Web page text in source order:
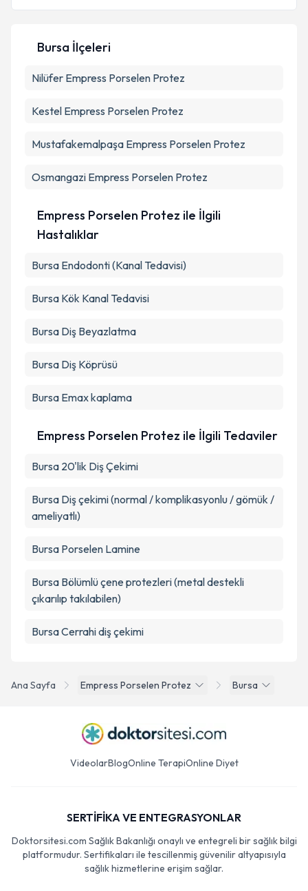
Metni'ni okudum ve kişisel verilerimin belirtilen
Ana Sayfa Empress Porselen Protez Bursa
Bursa İlçeleri
Nilüfer Empress Porselen Protez
Kestel Empress Porselen Protez
Mustafakemalpaşa Empress Porselen Protez
Osmangazi Empress Porselen Protez
Empress Porselen Protez ile İlgili
Hastalıklar
Bursa Endodonti (Kanal Tedavisi)
Bursa Kök Kanal Tedavisi
Bursa Diş Beyazlatma
Bursa Diş Köprüsü
Bursa Emax kaplama
Empress Porselen Protez ile İlgili Tedaviler
Bursa 20'lik Diş Çekimi
Bursa Diş çekimi (normal / komplikasyonlu / gömük /
ameliyatlı)
Bursa Porselen Lamine
Bursa Bölümlü çene protezleri (metal destekli
çıkarılıp takılabilen)
Bursa Cerrahi diş çekimi
VideolarBlogOnline TerapiOnline Diyet
SERTİFİKA VE ENTEGRASYONLAR
Doktorsitesi.com Sağlık Bakanlığı onaylı ve entegreli bir sağlık bilgi
platformudur. Sertifikaları ile tescillenmiş güvenilir altyapısıyla
sağlık hizmetlerine erişim sağlar.